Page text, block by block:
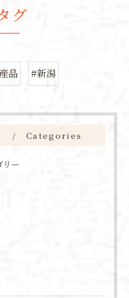
グ
品 #新潟
Categories
リー